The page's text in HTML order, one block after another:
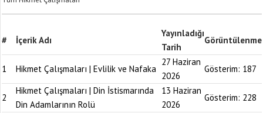
# İçerik Adı
Yayınladığı
Tarih
Görüntülenme
1 Hikmet Çalışmaları | Evlilik ve Nafaka
27 Haziran
2026
Gösterim: 187
2
Hikmet Çalışmaları | Din İstismarında
Din Adamlarının Rolü
13 Haziran
2026
Gösterim: 228